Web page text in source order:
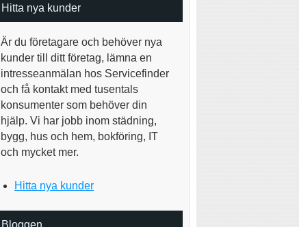
Hitta nya kunder
Är du företagare och behöver nya
kunder till ditt företag, lämna en
intresseanmälan hos Servicefinder
och få kontakt med tusentals
konsumenter som behöver din
hjälp. Vi har jobb inom städning,
bygg, hus och hem, bokföring, IT
och mycket mer.
Hitta nya kunder
Bloggen